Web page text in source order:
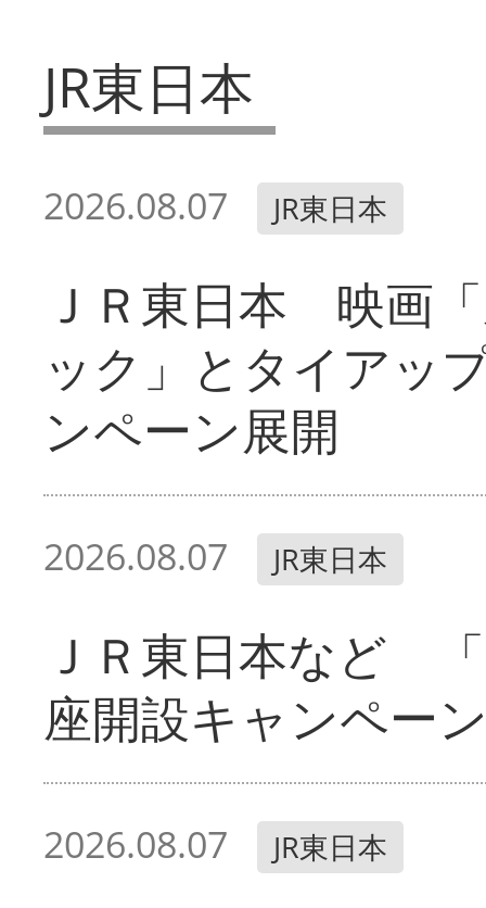
JR東日本
2026.08.07 JR東日本
ＪＲ東日本 映画
ック」とタイアッ
ンペーン展開
2026.08.07 JR東日本
ＪＲ東日本など
座開設キャンペー
2026.08.07 JR東日本